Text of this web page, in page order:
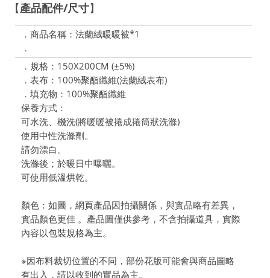
【 產品配件/尺寸】
．商品名稱：法蘭絨暖暖被*1
．
．規格：150X200CM (±5%)
．表布：100%聚酯纖維(法蘭絨表布)
．填充物：100%聚酯纖維
保養方式：
可水洗、機洗(將暖暖被捲成捲筒狀洗滌)
使用中性洗滌劑。
請勿漂白。
洗滌後；於暖日中曝曬。
可使用低溫烘乾。
顏色：如圖，網頁產品因拍攝關係，與實品略有差異，
實品顏色更佳 。產品圖僅供參考，不含拍攝道具，實際
內容以包裝規格為主。
※因布料裁切位置的不同，部份花版可能會與商品圖略
有出入，請以收到的實品為主。